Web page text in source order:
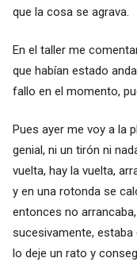
que la cosa se agrava.
En el taller me
que habían estado
fallo en el momento,
Pues ayer me voy a la
genial, ni un tirón ni
vuelta, hay la vuelta,
y en una rotonda se
entonces no
sucesivamente,
lo deje un rato y